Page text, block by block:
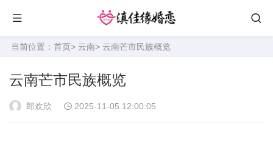
当前位置： 首页> 云南> 云南芒市民族概览
云南芒市民族概览
郎欢欣 2025-11-05 12:00:05